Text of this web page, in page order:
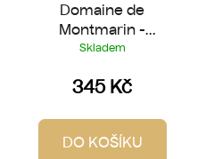
Domaine de
Montmarin -
Chardonnay 2025
Skladem
345 Kč
DO KOŠÍKU